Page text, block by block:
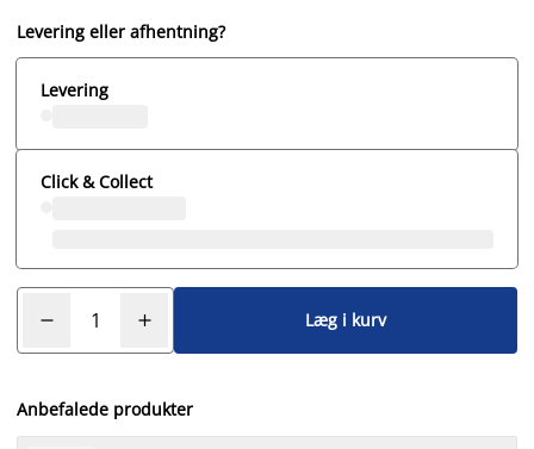
Levering eller afhentning?
Levering
Click & Collect
Læg i kurv
Anbefalede produkter